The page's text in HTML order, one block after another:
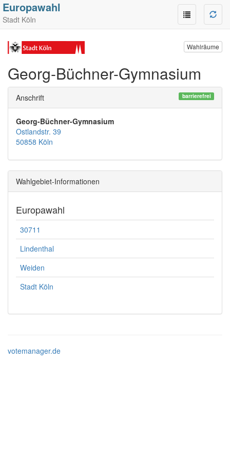
Europawahl
Stadt Köln
Wahlräume
Georg-Büchner-Gymnasium
Anschrift barrierefrei
Georg-Büchner-Gymnasium
Ostlandstr. 39
50858 Köln
Wahlgebiet-Informationen
Europawahl
30711
Lindenthal
Weiden
Stadt Köln
votemanager.de